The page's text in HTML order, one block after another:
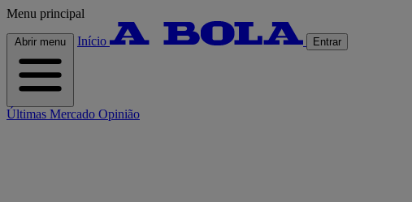
Menu principal
Abrir menu Início Entrar
Últimas Mercado Opinião